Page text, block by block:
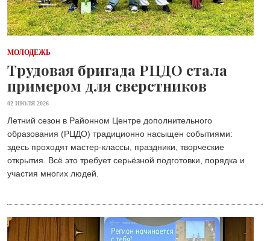
МОЛОДЕЖЬ
Трудовая бригада РЦДО стала
примером для сверстников
02 ИЮЛЯ 2026
Летний сезон в Районном Центре дополнительного
образования (РЦДО) традиционно насыщен событиями:
здесь проходят мастер-классы, праздники, творческие
открытия. Всё это требует серьёзной подготовки, порядка и
участия многих людей.